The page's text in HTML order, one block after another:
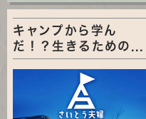
キャンプから学ん
だ！？生きるための...